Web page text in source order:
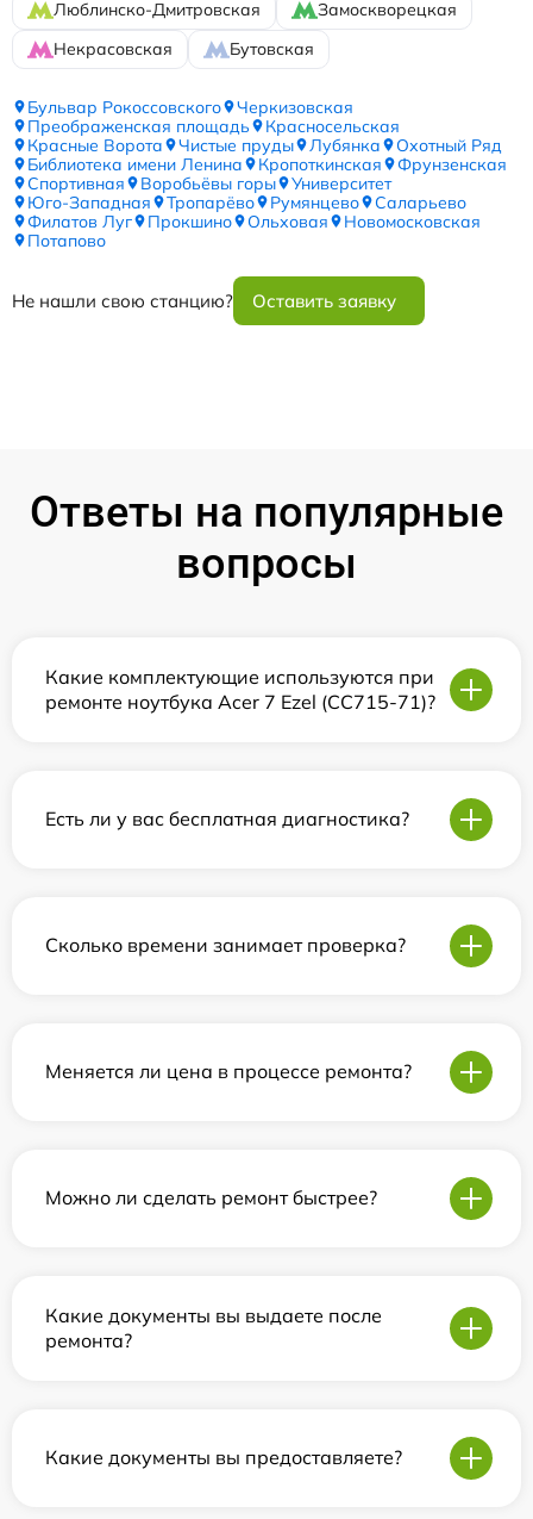
Люблинско-Дмитровская
Замоскворецкая
Некрасовская
Бутовская
Бульвар Рокоссовского
Черкизовская
Преображенская площадь
Красносельская
Красные Ворота
Чистые пруды Лубянка
Охотный Ряд
Библиотека имени Ленина
Кропоткинская
Фрунзенская
Спортивная
Воробьёвы горы
Университет
Юго-Западная
Тропарёво Румянцево
Саларьево
Филатов Луг
Прокшино Ольховая
Новомосковская
Потапово
Не нашли свою станцию? Оставить заявку
Ответы на популярные
вопросы
Какие комплектующие используются при
ремонте ноутбука Acer 7 Ezel (CC715-71)?
Есть ли у вас бесплатная диагностика?
Сколько времени занимает проверка?
Меняется ли цена в процессе ремонта?
Можно ли сделать ремонт быстрее?
Какие документы вы выдаете после
ремонта?
Какие документы вы предоставляете?